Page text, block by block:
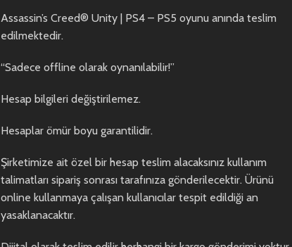
Assassin’s Creed® Unity | PS4 – PS5 oyunu anında teslim
edilmektedir.
“Sadece offline olarak oynanılabilir!”
Hesap bilgileri değiştirilemez.
Hesaplar ömür boyu garantilidir.
Şirketimize ait özel bir hesap teslim alacaksınız kullanım
talimatları sipariş sonrası tarafınıza gönderilecektir. Ürünü
online kullanmaya çalışan kullanıcılar tespit edildiği an
yasaklanacaktır.